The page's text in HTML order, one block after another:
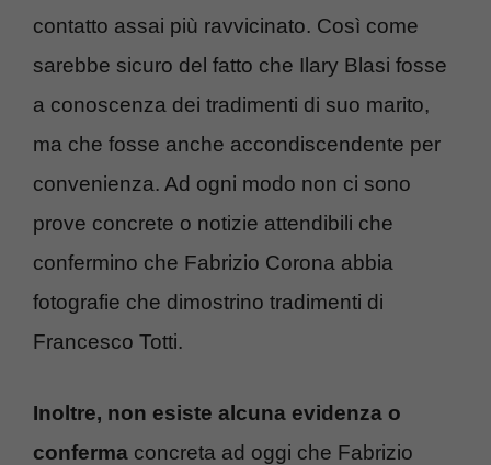
contatto assai più ravvicinato. Così come
sarebbe sicuro del fatto che Ilary Blasi fosse
a conoscenza dei tradimenti di suo marito,
ma che fosse anche accondiscendente per
convenienza. Ad ogni modo non ci sono
prove concrete o notizie attendibili che
confermino che Fabrizio Corona abbia
fotografie che dimostrino tradimenti di
Francesco Totti.
Inoltre, non esiste alcuna evidenza o
conferma concreta ad oggi che Fabrizio